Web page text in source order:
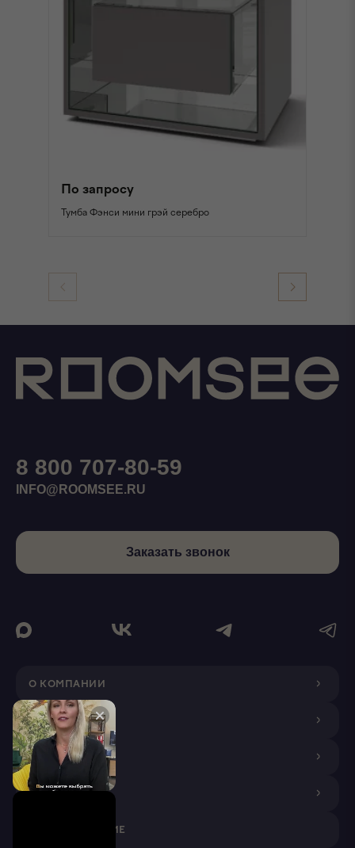
По запросу
Тумба Фэнси мини грэй серебро
О КОМПАНИИ
ДИЗАЙНЕРАМ
ПОКУПАТЕЛЯМ
ПАРТНЕРАМ
VR ПРИЛОЖЕНИЕ
8 800 707-80-59
INFO@ROOMSEE.RU
Заказать звонок